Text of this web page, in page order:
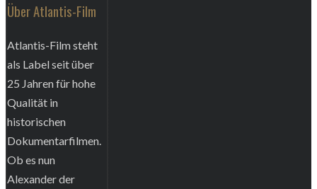
Über Atlantis-Film
Atlantis-Film steht
als Label seit über
25 Jahren für hohe
Qualität in
historischen
Dokumentarfilmen.
Ob es nun
Alexander der